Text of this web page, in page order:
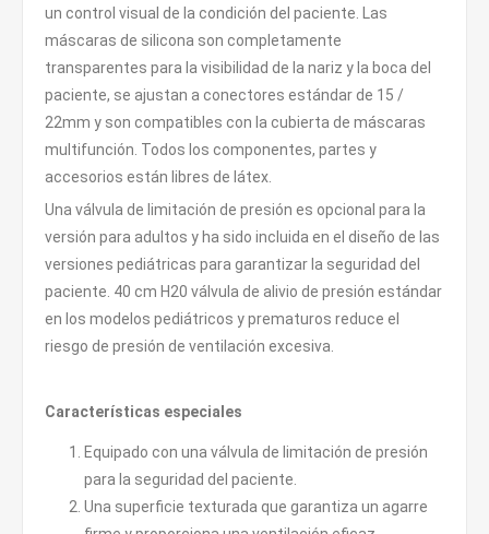
un control visual de la condición del paciente. Las
máscaras de silicona son completamente
transparentes para la visibilidad de la nariz y la boca del
paciente, se ajustan a conectores estándar de 15 /
22mm y son compatibles con la cubierta de máscaras
multifunción. Todos los componentes, partes y
accesorios están libres de látex.
Una válvula de limitación de presión es opcional para la
versión para adultos y ha sido incluida en el diseño de las
versiones pediátricas para garantizar la seguridad del
paciente. 40 cm H20 válvula de alivio de presión estándar
en los modelos pediátricos y prematuros reduce el
riesgo de presión de ventilación excesiva.
Características especiales
Equipado con una válvula de limitación de presión
para la seguridad del paciente.
Una superficie texturada que garantiza un agarre